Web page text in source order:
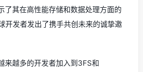
了其在高性能存储和数据处理方面的
开发者发出了携手共创未来的诚挚邀
来越多的开发者加入到3FS和